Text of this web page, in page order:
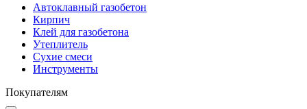
Автоклавный газобетон
Кирпич
Клей для газобетона
Утеплитель
Сухие смеси
Инструменты
Покупателям